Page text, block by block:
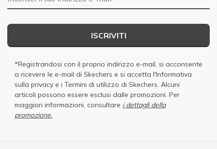
ISCRIVITI
*Registrandosi con il proprio indirizzo e-mail, si acconsente
a ricevere le e-mail di Skechers e si accetta l'Informativa
sulla privacy e i Termini di utilizzo di Skechers. Alcuni
articoli possono essere esclusi dalle promozioni. Per
maggiori informazioni, consultare i dettagli della
promozione.